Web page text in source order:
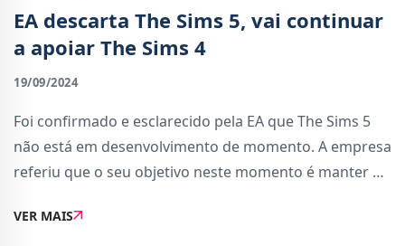
EA descarta The Sims 5, vai continuar
a apoiar The Sims 4
19/09/2024
Foi confirmado e esclarecido pela EA que The Sims 5
não está em desenvolvimento de momento. A empresa
referiu que o seu objetivo neste momento é manter e
da franquia, já com 10 anos.Embora Th
VER MAIS